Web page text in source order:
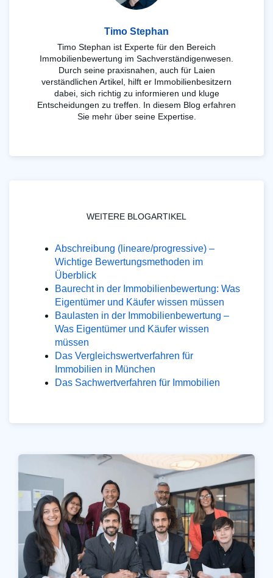
Timo Stephan
Timo Stephan ist Experte für den Bereich
Immobilienbewertung im Sachverständigenwesen.
Durch seine praxisnahen, auch für Laien
verständlichen Artikel, hilft er Immobilienbesitzern
dabei, sich richtig zu informieren und kluge
Entscheidungen zu treffen. In diesem Blog erfahren
Sie mehr über seine Expertise.
WEITERE BLOGARTIKEL
Abschreibung (lineare/progressive) –
Wichtige Bewertungsmethoden im
Überblick
Baurecht in der Immobilienbewertung: Was
Eigentümer und Käufer wissen müssen
Baulasten in der Immobilienbewertung –
Was Eigentümer und Käufer wissen
müssen
Das Vergleichswertverfahren für
Immobilien in München
Das Sachwertverfahren für Immobilien